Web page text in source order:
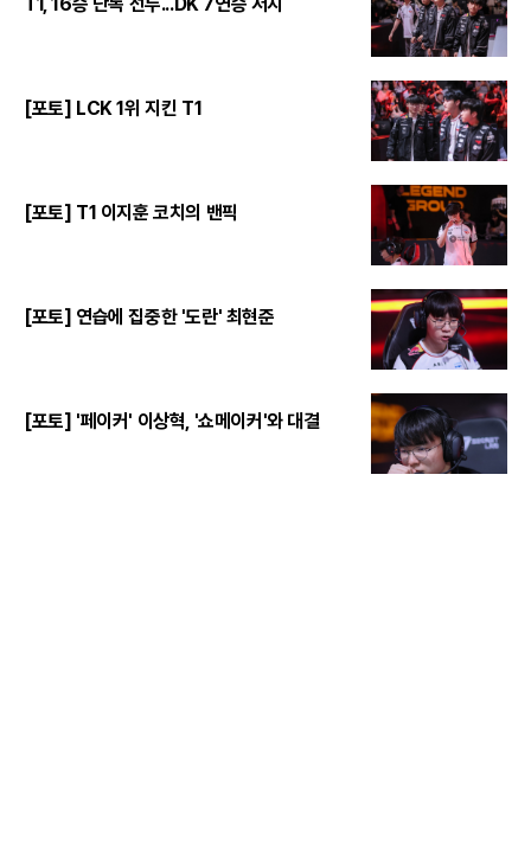
[포토] LCK 1위 지킨 T1
[포토] T1 이지훈 코치의 밴픽
[포토] 연습에 집중한 '도란' 최현준
[포토] '페이커' 이상혁, '쇼메이커'와 대결